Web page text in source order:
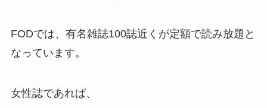
FODでは、有名雑誌100誌近くが定額で読み放題と
なっています。
女性誌であれば、